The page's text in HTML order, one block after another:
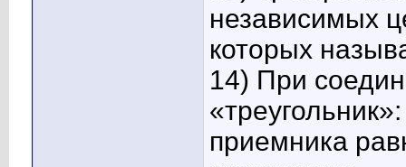
независимых
которых
14) При
приемника